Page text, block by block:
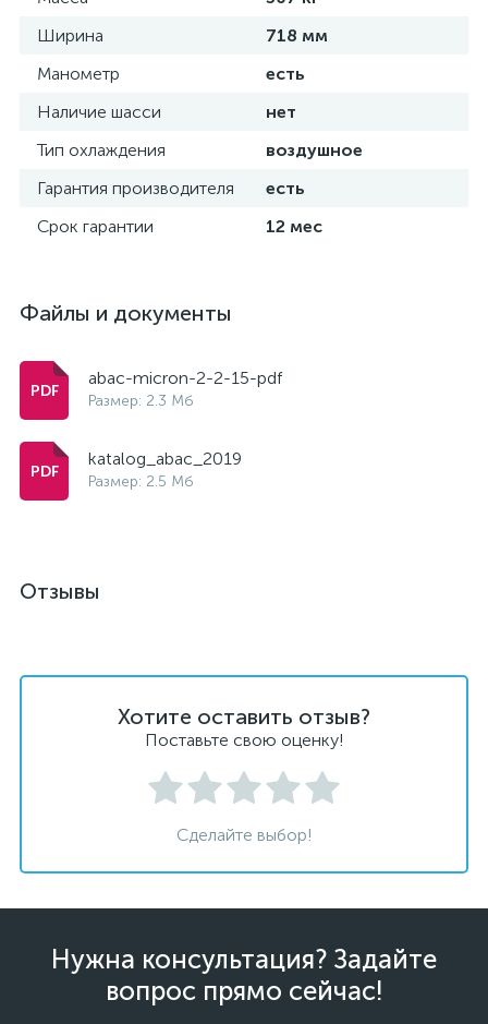
Ширина
718 мм
Манометр
есть
Наличие шасси
нет
Тип охлаждения
воздушное
Гарантия производителя
есть
Срок гарантии
12 мес
Файлы и документы
abac-micron-2-2-15-pdf
Размер: 2.3 Мб
katalog_abac_2019
Размер: 2.5 Мб
Отзывы
Хотите оставить отзыв?
Поставьте свою оценку!
Сделайте выбор!
Нужна консультация? Задайте
вопрос прямо сейчас!